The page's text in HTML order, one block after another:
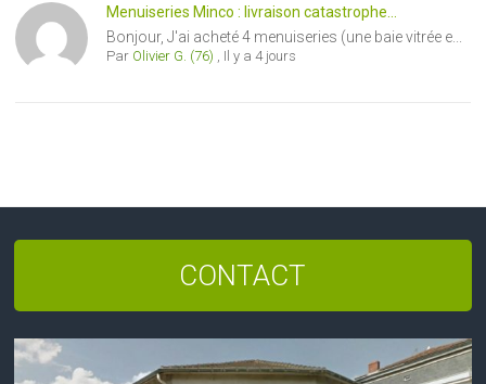
Menuiseries Minco : livraison catastrophe...
Bonjour, J'ai acheté 4 menuiseries (une baie vitrée e...
Par Olivier G. (76) Il y a 4 jours
CONTACT